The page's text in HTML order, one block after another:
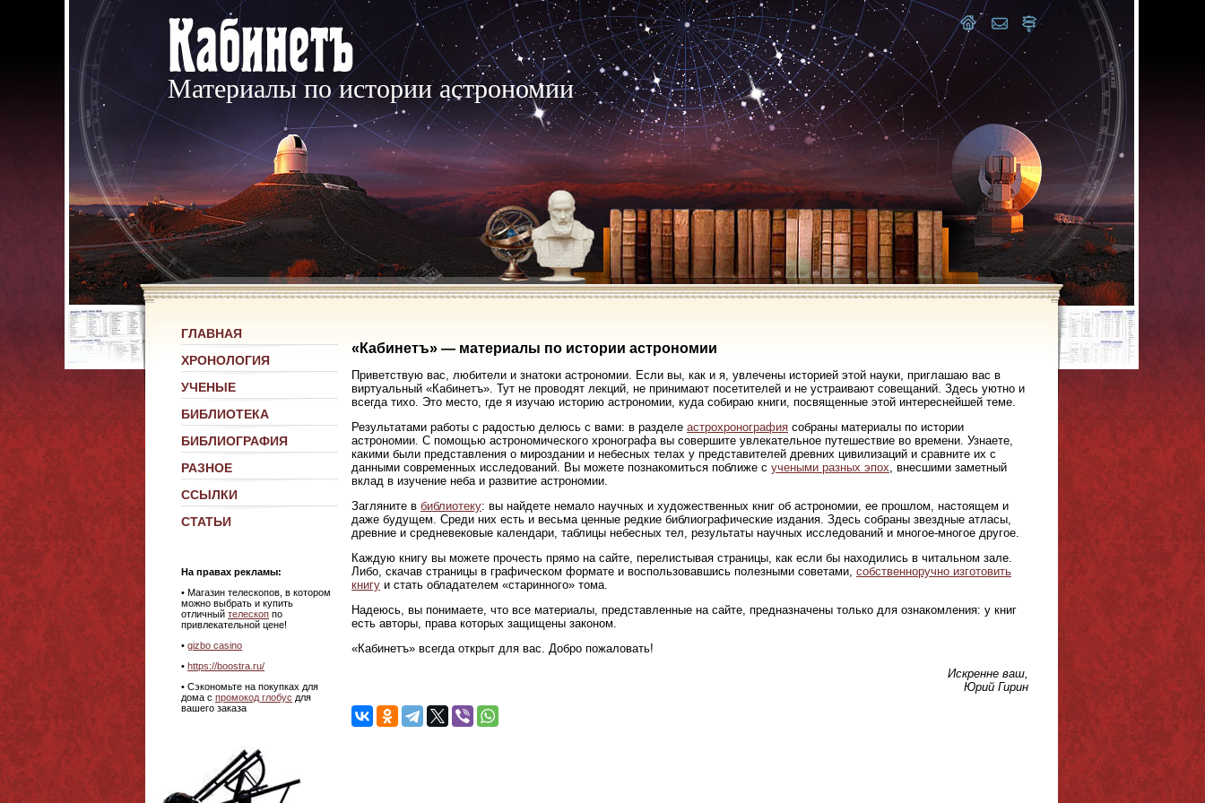
Материалы по истории астрономии
ГЛАВНАЯ
ХРОНОЛОГИЯ
УЧЕНЫЕ
БИБЛИОТЕКА
БИБЛИОГРАФИЯ
РАЗНОЕ
ССЫЛКИ
СТАТЬИ
На правах рекламы:
• Магазин телескопов, в котором
можно выбрать и купить
отличный телескоп по
привлекательной цене!
• gizbo casino
• https://boostra.ru/
• Сэкономьте на покупках для
дома с промокод глобус для
вашего заказа
«Кабинетъ» — материалы по истории астрономии
Приветствую вас, любители и знатоки астрономии. Если вы, как и я, увлечены историей этой науки, приглашаю вас в
виртуальный «Кабинетъ». Тут не проводят лекций, не принимают посетителей и не устраивают совещаний. Здесь уютно и
всегда тихо. Это место, где я изучаю историю астрономии, куда собираю книги, посвященные этой интереснейшей теме.
Результатами работы с радостью делюсь с вами: в разделе астрохронография собраны материалы по истории
астрономии. С помощью астрономического хронографа вы совершите увлекательное путешествие во времени. Узнаете,
какими были представления о мироздании и небесных телах у представителей древних цивилизаций и сравните их с
данными современных исследований. Вы можете познакомиться поближе с учеными разных эпох , внесшими заметный
вклад в изучение неба и развитие астрономии.
Загляните в библиотеку: вы найдете немало научных и художественных книг об астрономии, ее прошлом, настоящем и
даже будущем. Среди них есть и весьма ценные редкие библиографические издания. Здесь собраны звездные атласы,
древние и средневековые календари, таблицы небесных тел, результаты научных исследований и многое-многое другое.
Каждую книгу вы можете прочесть прямо на сайте, перелистывая страницы, как если бы находились в читальном зале.
Либо, скачав страницы в графическом формате и воспользовавшись полезными советами, собственноручно изготовить
книгу и стать обладателем «старинного» тома.
Надеюсь, вы понимаете, что все материалы, представленные на сайте, предназначены только для ознакомления: у книг
есть авторы, права которых защищены законом.
«Кабинетъ» всегда открыт для вас. Добро пожаловать!
Искренне ваш,
Юрий Гирин